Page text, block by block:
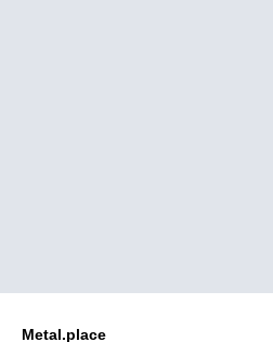
Metal.place